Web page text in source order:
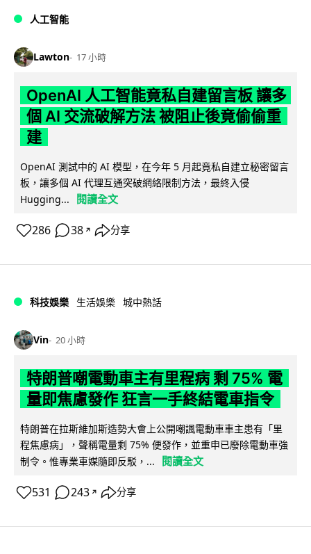
人工智能
Lawton 17 小時
OpenAI 人工智能竟私自建留言板 讓多
個 AI 交流破解方法 被阻止後竟偷偷重
建
OpenAI 測試中的 AI 模型，在今年 5 月起竟私自建立秘密留言
板，讓多個 AI 代理互通突破網絡限制方法，最終入侵
Hugging...
閱讀全文
286 38 ↗ 分享
科技娛樂 生活娛樂 城中熱話
Vin 20 小時
特朗普嘲電動車主有里程病 剩 75% 電
量即焦慮發作 狂言一手終結電車指令
特朗普在拉斯維加斯造勢大會上公開嘲諷電動車車主患有「里
程焦慮病」，聲稱電量剩 75% 便發作，並重申已廢除電動車強
制令。惟專業車媒隨即反駁，...
閱讀全文
531 243 ↗ 分享